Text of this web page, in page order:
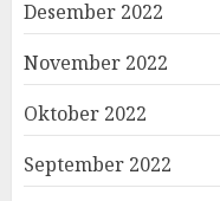
Desember 2022
November 2022
Oktober 2022
September 2022